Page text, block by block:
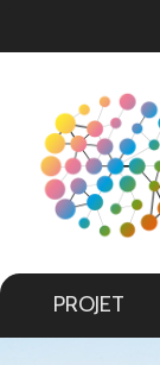
PROJET